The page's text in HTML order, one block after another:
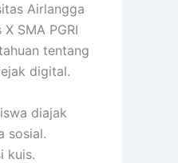
Airlangga
SMA PGRI
tentang
digital.
diajak
sosial.
kuis.